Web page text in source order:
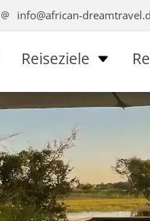
info@african-
Reiseziele